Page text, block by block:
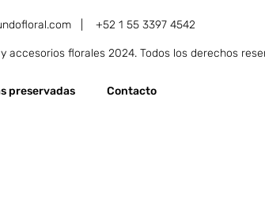
| +52 1 55 3397 4542
accesorios florales 2024. Todos los derechos
preservadas Contacto